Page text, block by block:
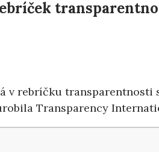
v rebríčku transparentnosti
Transparency